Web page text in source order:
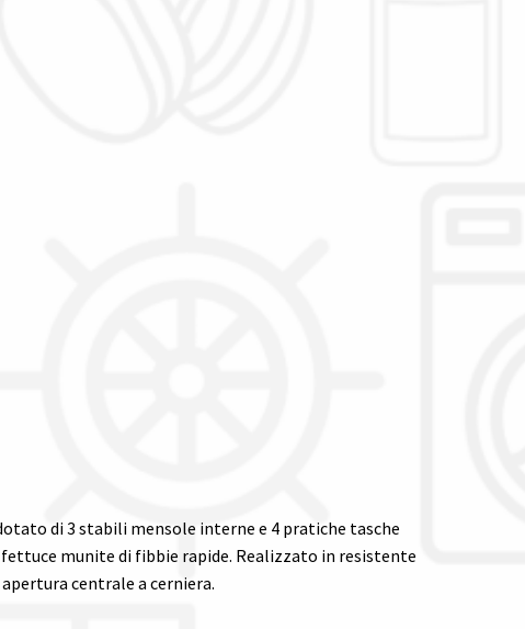
di 3 stabili mensole interne e 4 pratiche tasche
munite di fibbie rapide. Realizzato in resistente
centrale a cerniera.